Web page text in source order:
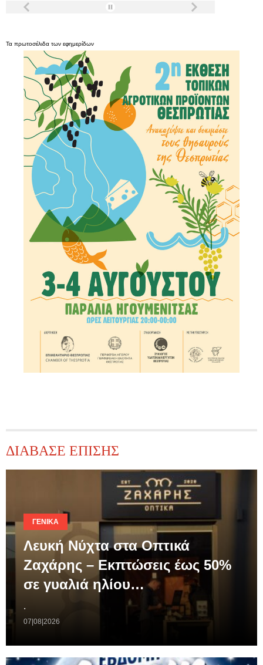
Τα πρωτοσέλιδα των εφημερίδων
ΔΙΑΒΑΣΕ ΕΠΙΣΗΣ
ΓΕΝΙΚΆ
Λευκή Νύχτα στα Οπτικά
Ζαχάρης – Εκπτώσεις έως 50%
σε γυαλιά ηλίου…
.
07|08|2026